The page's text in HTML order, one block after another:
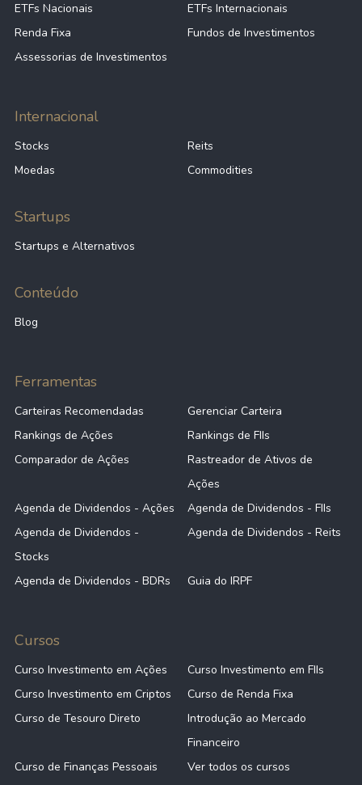
ETFs Nacionais
ETFs Internacionais
Renda Fixa
Fundos de Investimentos
Assessorias de Investimentos
Internacional
Stocks
Reits
Moedas
Commodities
Startups
Startups e Alternativos
Conteúdo
Blog
Ferramentas
Carteiras Recomendadas
Gerenciar Carteira
Rankings de Ações
Rankings de FIIs
Comparador de Ações
Rastreador de Ativos de
Ações
Agenda de Dividendos - Ações
Agenda de Dividendos - FIIs
Agenda de Dividendos -
Stocks
Agenda de Dividendos - Reits
Agenda de Dividendos - BDRs Guia do IRPF
Cursos
Curso Investimento em Ações
Curso Investimento em FIIs
Curso Investimento em Criptos
Curso de Renda Fixa
Curso de Tesouro Direto
Introdução ao Mercado
Financeiro
Curso de Finanças Pessoais
Ver todos os cursos